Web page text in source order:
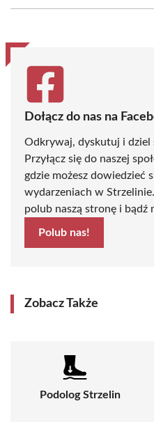
(Twitter)
Dołącz do nas na
Odkrywaj, dyskutuj i dziel
Przyłącz się do naszej
gdzie możesz dowiedzieć
wydarzeniach w
polub naszą stronę i bądź
Polub nas!
Zobacz Także
Podolog Strzelin